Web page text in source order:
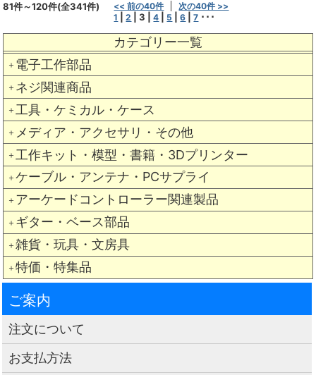
カテゴリー一覧
＋ 電子工作部品
＋ ネジ関連商品
＋ 工具・ケミカル・ケース
＋ メディア・アクセサリ・その他
＋ 工作キット・模型・書籍・3Dプリンター
＋ ケーブル・アンテナ・PCサプライ
＋ アーケードコントローラー関連製品
＋ ギター・ベース部品
＋ 雑貨・玩具・文房具
＋ 特価・特集品
81件～120件(全341件) << 前の40件
次の40件 >>
1
|2 |3 |4 5 |6 |7 ･･･
ご案内
注文について
お支払方法